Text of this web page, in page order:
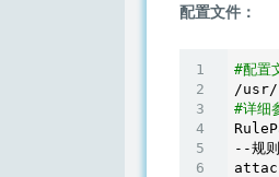
配置文件：
#配置
/usr/
#详细
--规